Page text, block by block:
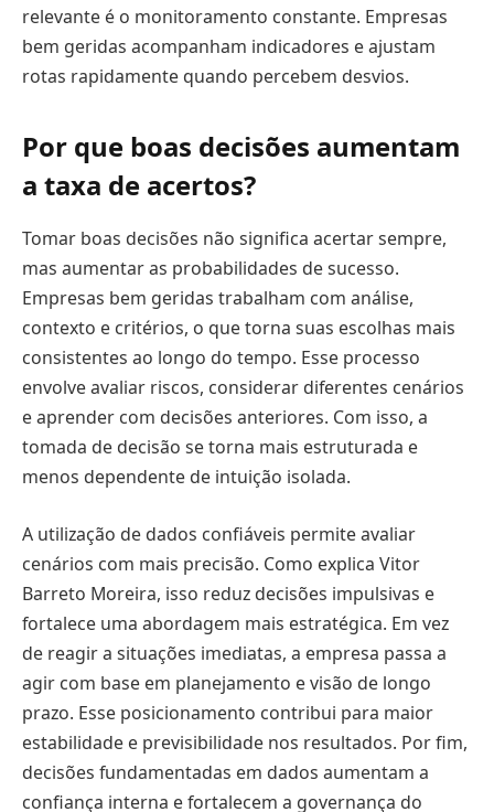
relevante é o monitoramento constante. Empresas
bem geridas acompanham indicadores e ajustam
rotas rapidamente quando percebem desvios.
Por que boas decisões aumentam
a taxa de acertos?
Tomar boas decisões não significa acertar sempre,
mas aumentar as probabilidades de sucesso.
Empresas bem geridas trabalham com análise,
contexto e critérios, o que torna suas escolhas mais
consistentes ao longo do tempo. Esse processo
envolve avaliar riscos, considerar diferentes cenários
e aprender com decisões anteriores. Com isso, a
tomada de decisão se torna mais estruturada e
menos dependente de intuição isolada.
A utilização de dados confiáveis permite avaliar
cenários com mais precisão. Como explica Vitor
Barreto Moreira, isso reduz decisões impulsivas e
fortalece uma abordagem mais estratégica. Em vez
de reagir a situações imediatas, a empresa passa a
agir com base em planejamento e visão de longo
prazo. Esse posicionamento contribui para maior
estabilidade e previsibilidade nos resultados. Por fim,
decisões fundamentadas em dados aumentam a
confiança interna e fortalecem a governança do